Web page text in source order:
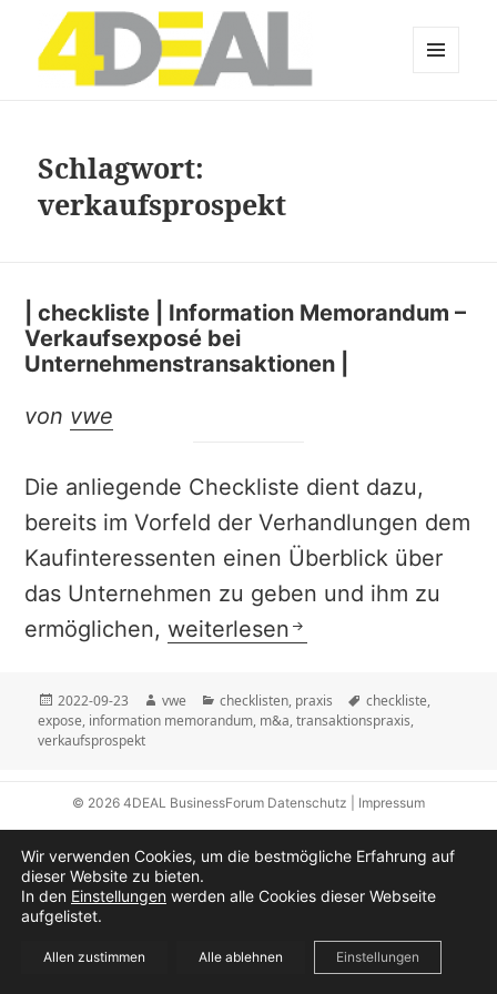
Schlagwort:
verkaufsprospekt
| checkliste | Information Memorandum –
Verkaufsexposé bei
Unternehmenstransaktionen |
von vwe
Die anliegende Checkliste dient dazu,
bereits im Vorfeld der Verhandlungen dem
Kaufinteressenten einen Überblick über
das Unternehmen zu geben und ihm zu
ermöglichen,| checkliste | Information
weiterlesen
Veröffentlicht
am
2022-09-23 Autor
vwe Kategorien
checklisten, praxis Schlagwörter
checkliste,
expose, information memorandum, m&a,transaktionspraxis,
verkaufsprospekt
© 2026 4DEAL BusinessForum Datenschutz Impressum
Wir verwenden Cookies, um die bestmögliche Erfahrung auf
dieser Website zu bieten.
In den Einstellungen werden alle Cookies dieser Webseite
aufgelistet.
Allen zustimmen Alle ablehnen Einstellungen